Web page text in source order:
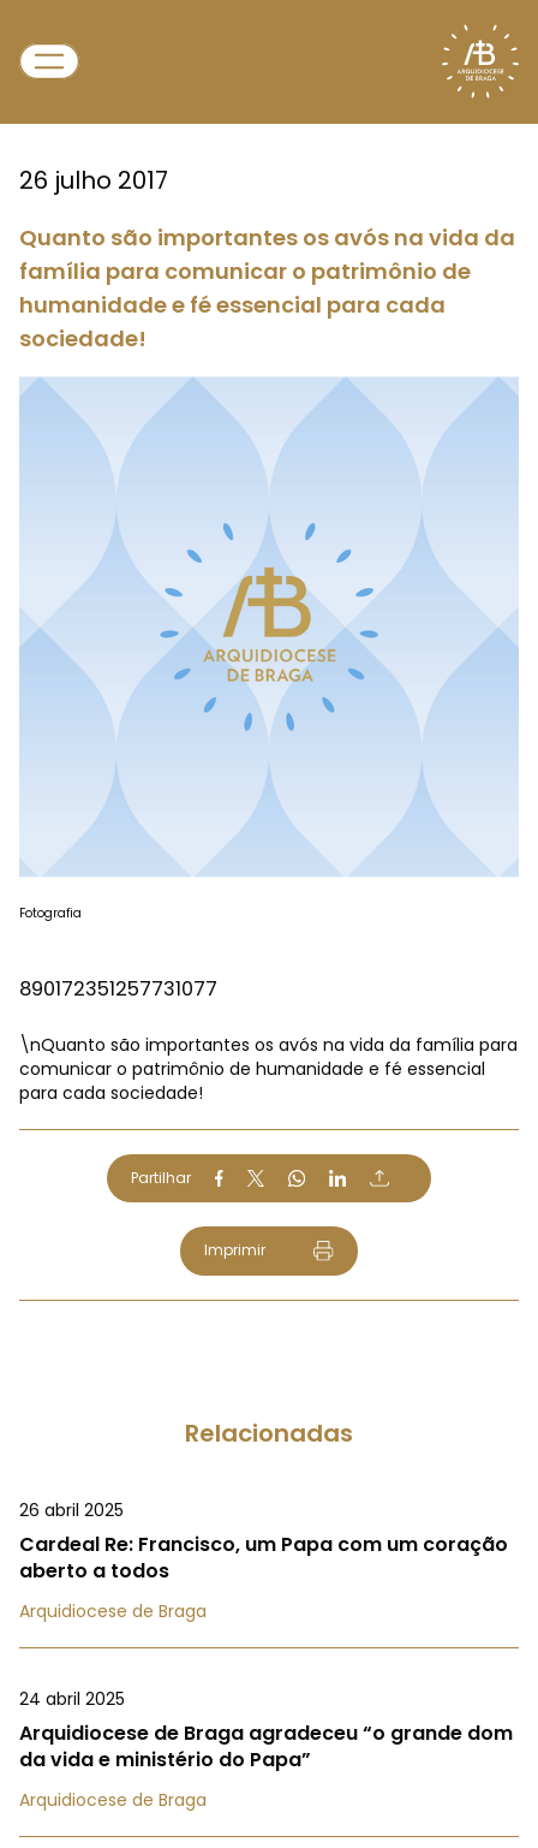
26 julho 2017
Quanto são importantes os avós na vida da
família para comunicar o patrimônio de
humanidade e fé essencial para cada
sociedade!
Fotografia
890172351257731077
\nQuanto são importantes os avós na vida da família para
comunicar o patrimônio de humanidade e fé essencial
para cada sociedade!
Partilhar
Imprimir
Relacionadas
26 abril 2025
Cardeal Re: Francisco, um Papa com um coração
aberto a todos
Arquidiocese de Braga
24 abril 2025
Arquidiocese de Braga agradeceu “o grande dom
da vida e ministério do Papa”
Arquidiocese de Braga